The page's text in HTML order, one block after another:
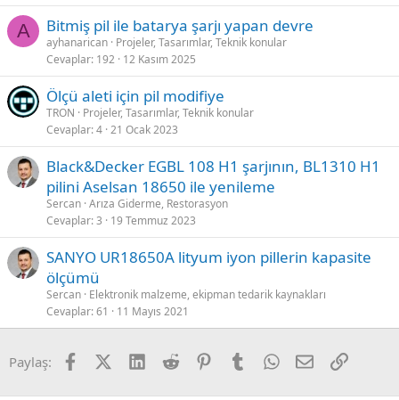
A Bitmiş pil ile batarya şarjı yapan devre
ayhanarican Projeler, Tasarımlar, Teknik konular
Cevaplar 192 12 Kasım 2025
Ölçü aleti için pil modifiye
TRON
Projeler, Tasarımlar, Teknik konular
Cevaplar 4 21 Ocak 2023
Black&Decker EGBL 108 H1 şarjının, BL1310 H1
pilini Aselsan 18650 ile yenileme
Sercan Arıza Giderme, Restorasyon
Cevaplar 3 19 Temmuz 2023
SANYO UR18650A lityum iyon pillerin kapasite
ölçümü
Sercan Elektronik malzeme, ekipman tedarik kaynakları
Cevaplar 61 11 Mayıs 2021
Paylaş: FacebookX (Twitter)
LinkedIn
Reddit PinterestTumblrWhatsApp
E-postaLink